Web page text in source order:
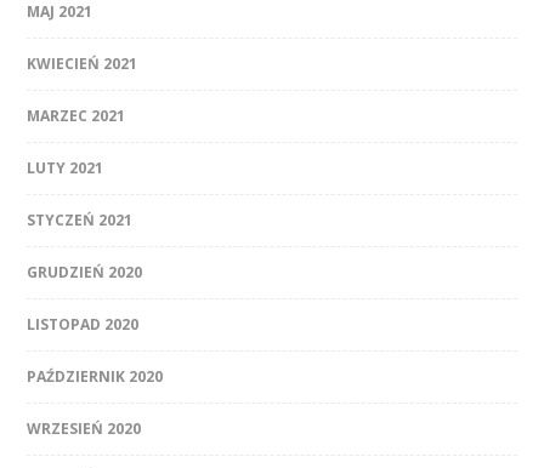
MAJ 2021
KWIECIEŃ 2021
MARZEC 2021
LUTY 2021
STYCZEŃ 2021
GRUDZIEŃ 2020
LISTOPAD 2020
PAŹDZIERNIK 2020
WRZESIEŃ 2020